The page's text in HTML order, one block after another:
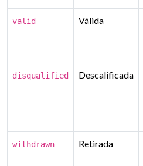
valid Válida
disqualified Descalificada
withdrawn Retirada